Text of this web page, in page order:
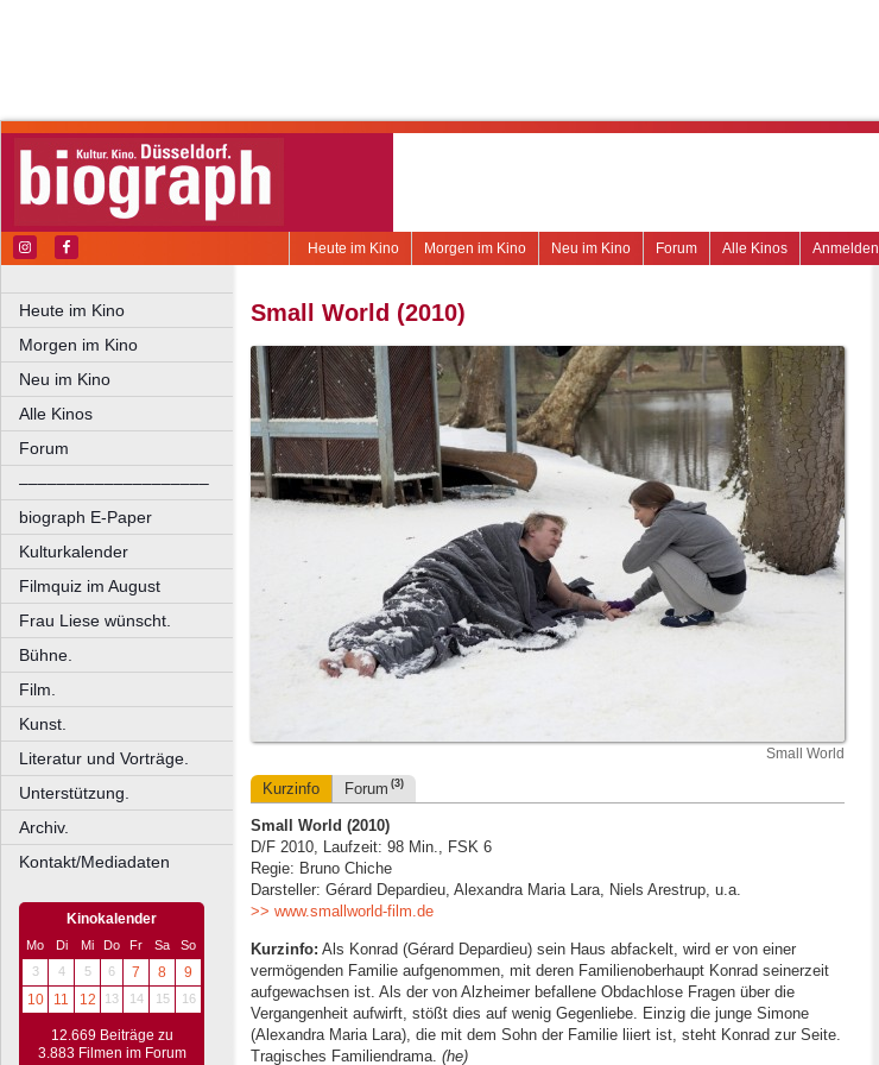
Anmelden
Alle Kinos
Forum
Neu im Kino
Morgen im Kino
Heute im Kino
Heute im Kino
Morgen im Kino
Neu im Kino
Alle Kinos
Forum
––––––––––––––––––––
biograph E-Paper
Kulturkalender
Filmquiz im August
Frau Liese wünscht.
Bühne.
Film.
Kunst.
Literatur und Vorträge.
Unterstützung.
Archiv.
Kontakt/Mediadaten
Kinokalender
Mo Di Mi Do Fr Sa
So
3
4 5 6 7 8
9
10
11 12 13 14 15 16
12.669 Beiträge zu
3.883 Filmen im Forum
Small World (2010)
Small World
Kurzinfo Forum (3)
Small World (2010)
D/F 2010, Laufzeit: 98 Min., FSK 6
Regie: Bruno Chiche
Darsteller: Gérard Depardieu, Alexandra Maria Lara, Niels Arestrup, u.a.
>> www.smallworld-film.de
Kurzinfo: Als Konrad (Gérard Depardieu) sein Haus abfackelt, wird er von einer
vermögenden Familie aufgenommen, mit deren Familienoberhaupt Konrad seinerzeit
aufgewachsen ist. Als der von Alzheimer befallene Obdachlose Fragen über die
Vergangenheit aufwirft, stößt dies auf wenig Gegenliebe. Einzig die junge Simone
(Alexandra Maria Lara), die mit dem Sohn der Familie liiert ist, steht Konrad zur Seite.
Tragisches Familiendrama. (he)